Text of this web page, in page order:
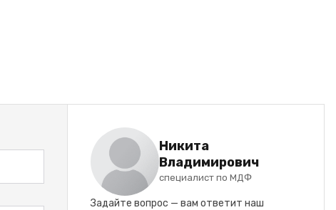
Никита
Владимирович
специалист по МДФ
Задайте вопрос — вам ответит наш